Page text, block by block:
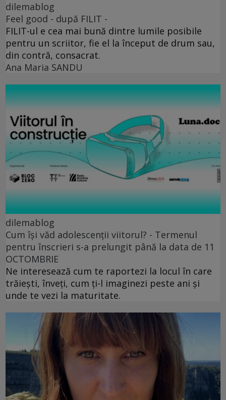
dilemablog
Feel good - după FILIT -
FILIT-ul e cea mai bună dintre lumile posibile
pentru un scriitor, fie el la început de drum sau,
din contră, consacrat.
Ana Maria SANDU
dilemablog
Cum își văd adolescenții viitorul? - Termenul
pentru înscrieri s-a prelungit până la data de 11
OCTOMBRIE
Ne interesează cum te raportezi la locul în care
trăiești, înveți, cum ți-l imaginezi peste ani și
unde te vezi la maturitate.